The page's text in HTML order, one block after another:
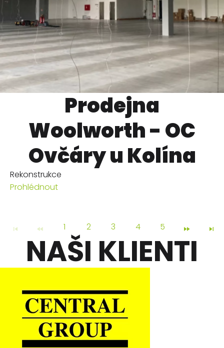
Prodejna
Woolworth - OC
Ovčáry u Kolína
Rekonstrukce
Prohlédnout
1 2 3 4 5
NAŠI KLIENTI